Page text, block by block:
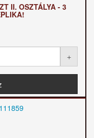
II. OSZTÁLYA - 3